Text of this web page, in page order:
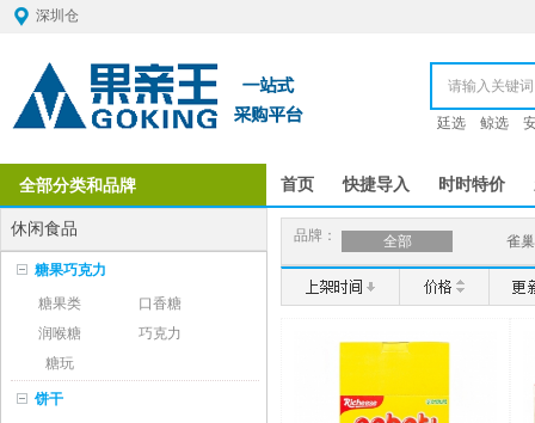
深圳仓
廷选 鲸选
全部分类和品牌 首页 快捷导入 时时特价
休闲食品
糖果巧克力
糖果类
口香糖
润喉糖
巧克力
糖玩
饼干
品牌： 全部 雀巢